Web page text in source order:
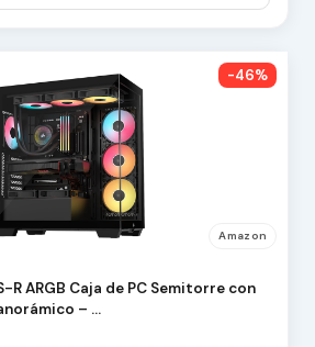
-46%
Amazon
R ARGB Caja de PC Semitorre con
– …